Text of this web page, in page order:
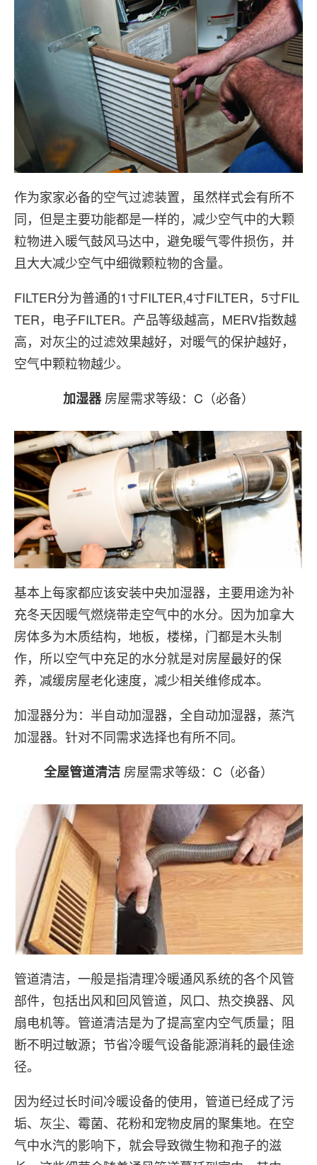
作为家家必备的空气过滤装置，虽然样式会有所不
同，但是主要功能都是一样的，减少空气中的大颗
粒物进入暖气鼓风马达中，避免暖气零件损伤，并
且大大减少空气中细微颗粒物的含量。
FILTER分为普通的1寸FILTER,4寸FILTER，5寸FIL
TER，电子FILTER。产品等级越高，MERV指数越
高，对灰尘的过滤效果越好，对暖气的保护越好，
空气中颗粒物越少。
加湿器房屋需求等级：C（必备）
基本上每家都应该安装中央加湿器，主要用途为补
充冬天因暖气燃烧带走空气中的水分。因为加拿大
房体多为木质结构，地板，楼梯，门都是木头制
作，所以空气中充足的水分就是对房屋最好的保
养，减缓房屋老化速度，减少相关维修成本。
加湿器分为：半自动加湿器，全自动加湿器，蒸汽
加湿器。针对不同需求选择也有所不同。
全屋管道清洁 房屋需求等级：C（必备）
管道清洁，一般是指清理冷暖通风系统的各个风管
部件，包括出风和回风管道，风口、热交换器、风
扇电机等。管道清洁是为了提高室内空气质量；阻
断不明过敏源；节省冷暖气设备能源消耗的最佳途
径。
因为经过长时间冷暖设备的使用，管道已经成了污
垢、灰尘、霉菌、花粉和宠物皮屑的聚集地。在空
气中水汽的影响下，就会导致微生物和孢子的滋